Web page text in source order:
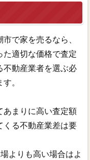
市で家を売るなら、
た適切な価格で査定
不動産業者を選ぶ必
。
あまりに高い査定額
くる不動産業差は要
よりも高い場合はよ